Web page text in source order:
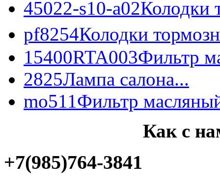
45022-s10-a02Колодки
pf8254Колодки
15400RTA003Фильтр
2825Лампа салона...
mo511Фильтр
Как с
+7(985)764-3841